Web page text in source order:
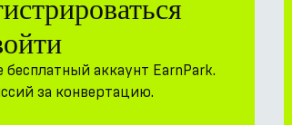
бесплатный аккаунт EarnPark.
за конвертацию.